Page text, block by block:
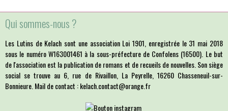
Qui sommes-nous ?
Les Lutins de Kelach sont une association Loi 1901, enregistrée le 31 mai 2018
sous le numéro W163001461 à la sous-préfecture de Confolens (16500). Le but
de l'association est la publication de romans et de recueils de nouvelles. Son siège
social se trouve au 6, rue de Rivaillon, La Peyrelle, 16260 Chasseneuil-sur-
Bonnieure. Mail de contact : kelach.contact@orange.fr